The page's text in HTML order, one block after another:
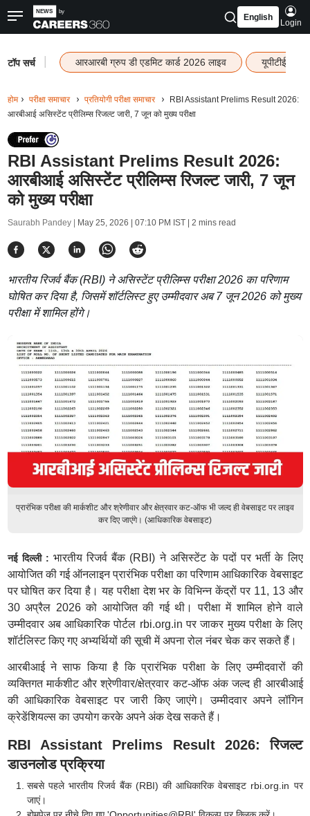
English
Login
टॉप सर्च आरआरबी ग्रुप डी एडमिट कार्ड 2026 लाइव यूपीटीईटी
होम परीक्षा समाचार प्रतियोगी परीक्षा समाचार
RBI Assistant Prelims Result 2026:
आरबीआई असिस्टेंट प्रीलिम्स रिजल्ट जारी, 7 जून को मुख्य परीक्षा
RBI Assistant Prelims Result 2026:
आरबीआई असिस्टेंट प्रीलिम्स रिजल्ट जारी, 7 जून
को मुख्य परीक्षा
Saurabh Pandey | May 25, 2026 | 07:10 PM IST| 2 mins read
भारतीय रिजर्व बैंक (RBI) ने असिस्टेंट प्रीलिम्स परीक्षा 2026 का परिणाम
घोषित कर दिया है, जिसमें शॉर्टलिस्ट हुए उम्मीदवार अब 7 जून 2026 को मुख्य
परीक्षा में शामिल होंगे।
प्रारंभिक परीक्षा की मार्कशीट और श्रेणीवार और क्षेत्रवार कट-ऑफ भी जल्द ही वेबसाइट पर लाइव
कर दिए जाएंगे। (आधिकारिक वेबसाइट)
नई दिल्ली : भारतीय रिजर्व बैंक (RBI) ने असिस्टेंट के पदों पर भर्ती के लिए
आयोजित की गई ऑनलाइन प्रारंभिक परीक्षा का परिणाम आधिकारिक वेबसाइट
पर घोषित कर दिया है। यह परीक्षा देश भर के विभिन्न केंद्रों पर 11, 13 और
30 अप्रैल 2026 को आयोजित की गई थी। परीक्षा में शामिल होने वाले
उम्मीदवार अब आधिकारिक पोर्टल rbi.org.in पर जाकर मुख्य परीक्षा के लिए
शॉर्टलिस्ट किए गए अभ्यर्थियों की सूची में अपना रोल नंबर चेक कर सकते हैं।
आरबीआई ने साफ किया है कि प्रारंभिक परीक्षा के लिए उम्मीदवारों की
व्यक्तिगत मार्कशीट और श्रेणीवार/क्षेत्रवार कट-ऑफ अंक जल्द ही आरबीआई
की आधिकारिक वेबसाइट पर जारी किए जाएंगे। उम्मीदवार अपने लॉगिन
क्रेडेंशियल्स का उपयोग करके अपने अंक देख सकते हैं।
RBI Assistant Prelims Result 2026: रिजल्ट
डाउनलोड प्रक्रिया
सबसे पहले भारतीय रिजर्व बैंक (RBI) की आधिकारिक वेबसाइट rbi.org.in पर
जाएं।